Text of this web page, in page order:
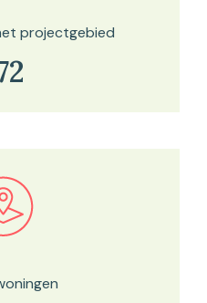
projectgebied
kaartviewer